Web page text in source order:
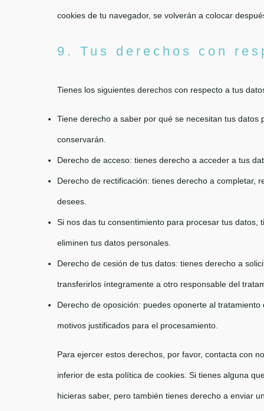
cookies de tu navegador, se volverán a colocar
9. Tus derechos con
Tienes los siguientes derechos con respecto a tus
Tiene derecho a saber por qué se necesitan tus
conservarán.
Derecho de acceso: tienes derecho a acceder a tus
Derecho de rectificación: tienes derecho a completar,
desees.
Si nos das tu consentimiento para procesar tus
eliminen tus datos personales.
Derecho de cesión de tus datos: tienes derecho a
transferirlos íntegramente a otro responsable del
Derecho de oposición: puedes oponerte al
motivos justificados para el procesamiento.
Para ejercer estos derechos, por favor, contacta con
inferior de esta política de cookies. Si tienes alguna
hicieras saber, pero también tienes derecho a enviar